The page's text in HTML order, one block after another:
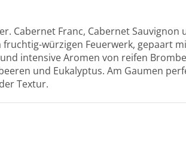
Cabernet Franc, Cabernet Sauvignon
würzigen Feuerwerk, gepaart
intensive Aromen von reifen
und Eukalyptus. Am Gaumen
Textur.